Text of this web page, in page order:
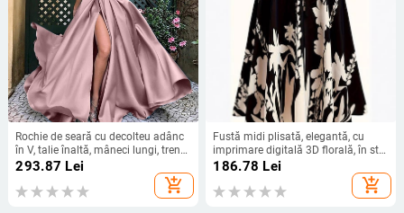
Rochie de seară cu decolteu adânc
în V, talie înaltă, mâneci lungi, tren
mic, fustă lungă
293.87 Lei
add_shopping_cart
Fustă midi plisată, elegantă, cu
imprimare digitală 3D florală, în stil
chinezesc, pentru femei
186.78 Lei
add_shopping_cart